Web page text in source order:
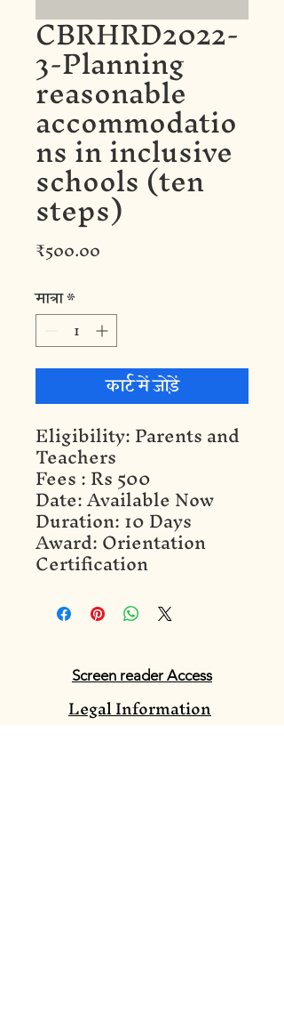
CBRHRD2022-
3-Planning
reasonable
accommodatio
ns in inclusive
schools (ten
steps)
₹500.00
मात्रा*
कार्ट में जोड़ें
Eligibility: Parents and
Teachers
Fees : Rs 500
Date: Available Now
Duration: 10 Days
Award: Orientation
Certification
Screen reader Access
Legal Information